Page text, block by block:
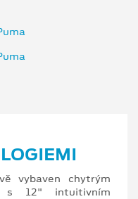
vybaven chytrým
s 12" intuitivním